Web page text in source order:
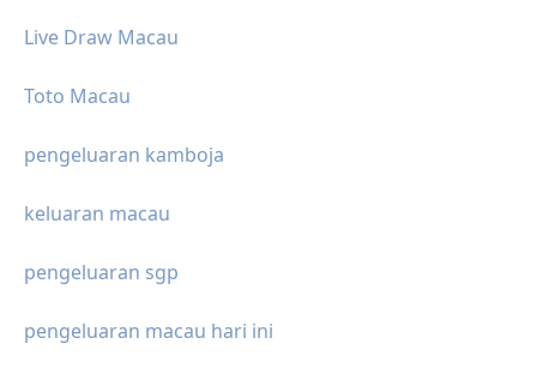
Live Draw Macau
Toto Macau
pengeluaran kamboja
keluaran macau
pengeluaran sgp
pengeluaran macau hari ini